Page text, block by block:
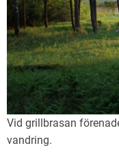
Vid grillbrasan
vandring.